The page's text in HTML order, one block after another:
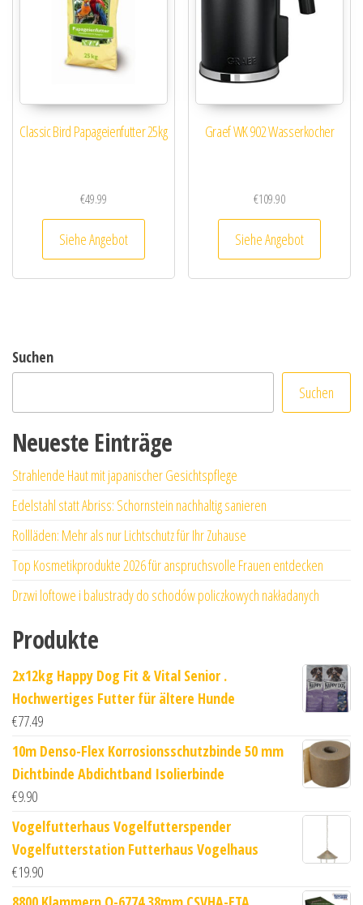
Classic Bird Papageienfutter 25kg
€49.99
Siehe Angebot
Graef WK 902 Wasserkocher
€109.90
Siehe Angebot
Suchen
Suchen
Neueste Einträge
Strahlende Haut mit japanischer Gesichtspflege
Edelstahl statt Abriss: Schornstein nachhaltig sanieren
Rollläden: Mehr als nur Lichtschutz für Ihr Zuhause
Top Kosmetikprodukte 2026 für anspruchsvolle Frauen entdecken
Drzwi loftowe i balustrady do schodów policzkowych nakładanych
Produkte
2x12kg Happy Dog Fit & Vital Senior .
Hochwertiges Futter für ältere Hunde
€77.49
10m Denso-Flex Korrosionsschutzbinde 50 mm
Dichtbinde Abdichtband Isolierbinde
€9.90
Vogelfutterhaus Vogelfutterspender
Vogelfutterstation Futterhaus Vogelhaus
€19.90